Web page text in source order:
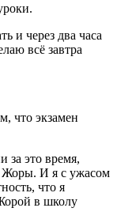
и через два часа
всё завтра
что экзамен
за это время,
Жоры. И я с ужасом
что я
в школу